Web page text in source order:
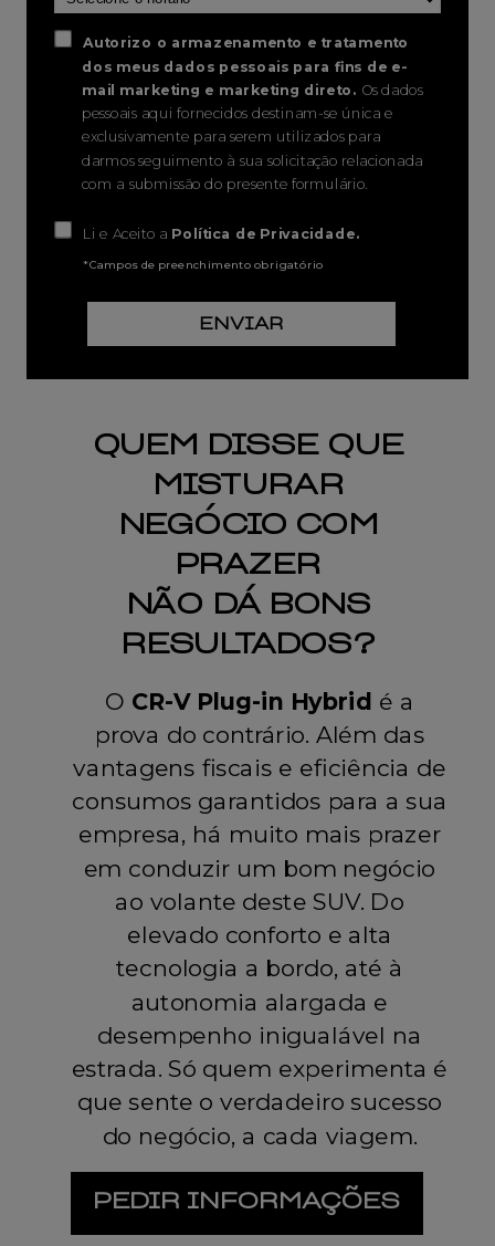
Autorizo o armazenamento e tratamento
dos meus dados pessoais para fins de e-
mail marketing e marketing direto. Os dados
pessoais aqui fornecidos destinam-se única e
exclusivamente para serem utilizados para
darmos seguimento à sua solicitação relacionada
com a submissão do presente formulário.
Li e Aceito a Política de Privacidade.
ENVIAR
* Campos de preenchimento obrigatório
PEDIR INFORMAÇÕES
QUEM DISSE QUE
MISTURAR
NEGÓCIO COM
PRAZER
NÃO DÁ BONS
RESULTADOS?
O CR-V Plug-in Hybrid é a
prova do contrário. Além das
vantagens fiscais e eficiência de
consumos garantidos para a sua
empresa, há muito mais prazer
em conduzir um bom negócio
ao volante deste SUV. Do
elevado conforto e alta
tecnologia a bordo, até à
autonomia alargada e
desempenho inigualável na
estrada. Só quem experimenta é
que sente o verdadeiro sucesso
do negócio, a cada viagem.